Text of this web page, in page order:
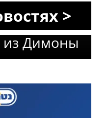
>
тело
из Димоны